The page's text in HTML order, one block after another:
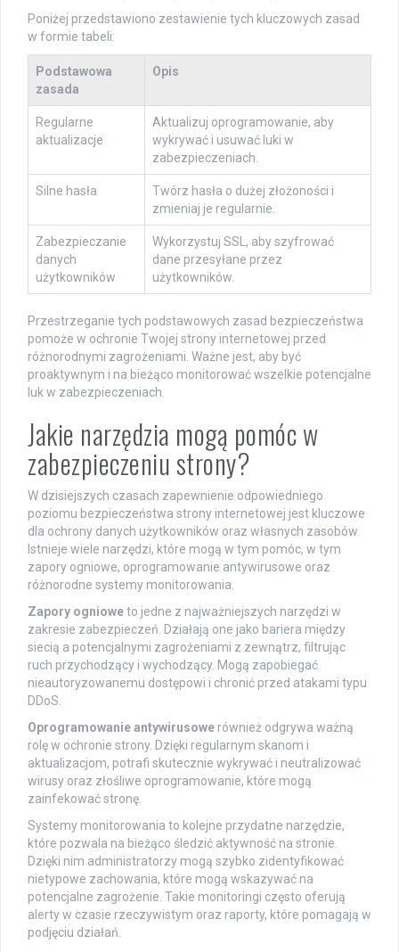
Poniżej przedstawiono zestawienie tych kluczowych zasad
w formie tabeli:
Podstawowa
zasada
Opis
Regularne
aktualizacje
Aktualizuj oprogramowanie, aby
wykrywać i usuwać luki w
zabezpieczeniach.
Silne hasła
Twórz hasła o dużej złożoności i
zmieniaj je regularnie.
Zabezpieczanie
danych
użytkowników
Wykorzystuj SSL, aby szyfrować
dane przesyłane przez
użytkowników.
Przestrzeganie tych podstawowych zasad bezpieczeństwa
pomoże w ochronie Twojej strony internetowej przed
różnorodnymi zagrożeniami. Ważne jest, aby być
proaktywnym i na bieżąco monitorować wszelkie potencjalne
luk w zabezpieczeniach.
Jakie narzędzia mogą pomóc w
zabezpieczeniu strony?
W dzisiejszych czasach zapewnienie odpowiedniego
poziomu bezpieczeństwa strony internetowej jest kluczowe
dla ochrony danych użytkowników oraz własnych zasobów.
Istnieje wiele narzędzi, które mogą w tym pomóc, w tym
zapory ogniowe, oprogramowanie antywirusowe oraz
różnorodne systemy monitorowania.
Zapory ognioweto jedne z najważniejszych narzędzi w
zakresie zabezpieczeń. Działają one jako bariera między
siecią a potencjalnymi zagrożeniami z zewnątrz, filtrując
ruch przychodzący i wychodzący. Mogą zapobiegać
nieautoryzowanemu dostępowi i chronić przed atakami typu
DDoS.
Oprogramowanie antywirusowe również odgrywa ważną
rolę w ochronie strony. Dzięki regularnym skanom i
aktualizacjom, potrafi skutecznie wykrywać i neutralizować
wirusy oraz złośliwe oprogramowanie, które mogą
zainfekować stronę.
Systemy monitorowania to kolejne przydatne narzędzie,
które pozwala na bieżąco śledzić aktywność na stronie.
Dzięki nim administratorzy mogą szybko zidentyfikować
nietypowe zachowania, które mogą wskazywać na
potencjalne zagrożenie. Takie monitoringi często oferują
alerty w czasie rzeczywistym oraz raporty, które pomagają w
podjęciu działań.